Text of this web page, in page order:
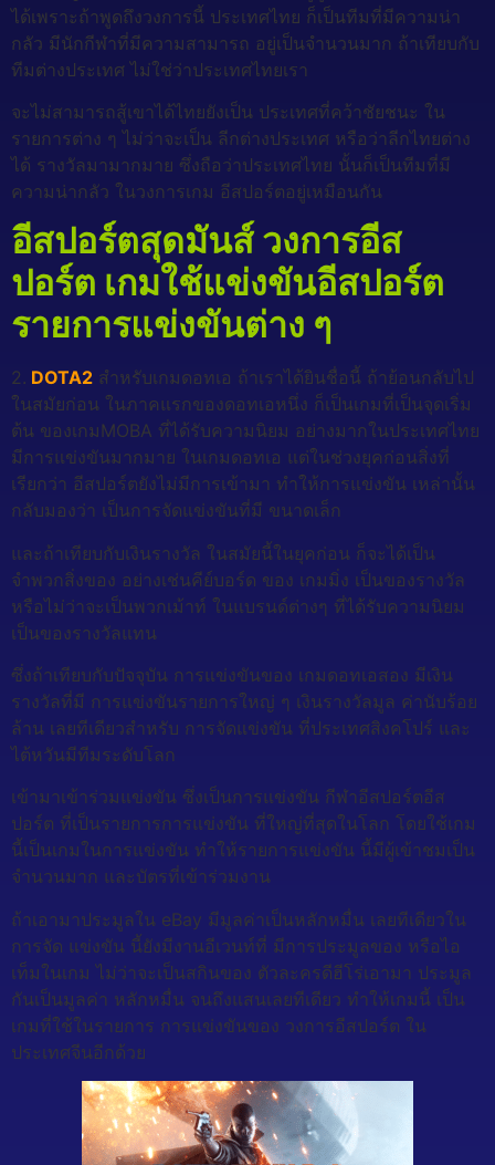
ได้เพราะถ้าพูดถึงวงการนี้ ประเทศไทย ก็เป็นทีมที่มีความน่า
กลัว มีนักกีฬาที่มีความสามารถ อยู่เป็นจำนวนมาก ถ้าเทียบกับ
ทีมต่างประเทศ ไม่ใช่ว่าประเทศไทยเรา
จะไม่สามารถสู้เขาได้ไทยยังเป็น ประเทศที่คว้าชัยชนะ ใน
รายการต่าง ๆ ไม่ว่าจะเป็น ลีกต่างประเทศ หรือว่าลีกไทยต่าง
ได้ รางวัลมามากมาย ซึ่งถือว่าประเทศไทย นั้นก็เป็นทีมที่มี
ความน่ากลัว ในวงการเกม อีสปอร์ตอยู่เหมือนกัน
อีสปอร์ตสุดมันส์ วงการอีส
ปอร์ต เกมใช้แข่งขันอีสปอร์ต
รายการแข่งขันต่าง ๆ
2. DOTA2 สำหรับเกมดอทเอ ถ้าเราได้ยินชื่อนี้ ถ้าย้อนกลับไป
ในสมัยก่อน ในภาคแรกของดอทเอหนึ่ง ก็เป็นเกมที่เป็นจุดเริ่ม
ต้น ของเกมMOBA ที่ได้รับความนิยม อย่างมากในประเทศไทย
มีการแข่งขันมากมาย ในเกมดอทเอ แต่ในช่วงยุคก่อนสิ่งที่
เรียกว่า อีสปอร์ตยังไม่มีการเข้ามา ทำให้การแข่งขัน เหล่านั้น
กลับมองว่า เป็นการจัดแข่งขันที่มี ขนาดเล็ก
และถ้าเทียบกับเงินรางวัล ในสมัยนี้ในยุคก่อน ก็จะได้เป็น
จำพวกสิ่งของ อย่างเช่นคีย์บอร์ด ของ เกมมิ่ง เป็นของรางวัล
หรือไม่ว่าจะเป็นพวกเม้าท์ ในแบรนด์ต่างๆ ที่ได้รับความนิยม
เป็นของรางวัลแทน
ซึ่งถ้าเทียบกับปัจจุบัน การแข่งขันของ เกมดอทเอสอง มีเงิน
รางวัลที่มี การแข่งขันรายการใหญ่ ๆ เงินรางวัลมูล ค่านับร้อย
ล้าน เลยทีเดียวสำหรับ การจัดแข่งขัน ที่ประเทศสิงคโปร์ และ
ไต้หวันมีทีมระดับโลก
เข้ามาเข้าร่วมแข่งขัน ซึ่งเป็นการแข่งขัน กีฬาอีสปอร์ตอีส
ปอร์ต ที่เป็นรายการการแข่งขัน ที่ใหญ่ที่สุดในโลก โดยใช้เกม
นี้เป็นเกมในการแข่งขัน ทำให้รายการแข่งขัน นี้มีผู้เข้าชมเป็น
จำนวนมาก และบัตรที่เข้าร่วมงาน
ถ้าเอามาประมูลใน eBay มีมูลค่าเป็นหลักหมื่น เลยทีเดียวใน
การจัด แข่งขัน นี้ยังมีงานอีเวนท์ที่ มีการประมูลของ หรือไอ
เท็มในเกม ไม่ว่าจะเป็นสกินของ ตัวละครดีฮีโร่เอามา ประมูล
กันเป็นมูลค่า หลักหมื่น จนถึงแสนเลยทีเดียว ทำให้เกมนี้ เป็น
เกมที่ใช้ในรายการ การแข่งขันของ วงการอีสปอร์ต ใน
ประเทศจีนอีกด้วย